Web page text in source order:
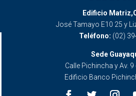
Edificio
José Tamayo E10 25 y
Teléfono: (02)
Sede
Calle Pichincha y Av. 9
Edificio Banco